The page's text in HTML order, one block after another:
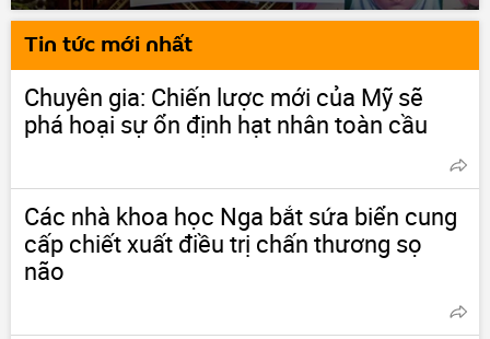
Tin tức mới nhất
Chuyên gia: Chiến lược mới của Mỹ sẽ
phá hoại sự ổn định hạt nhân toàn cầu
Các nhà khoa học Nga bắt sứa biển cung
cấp chiết xuất điều trị chấn thương sọ
não